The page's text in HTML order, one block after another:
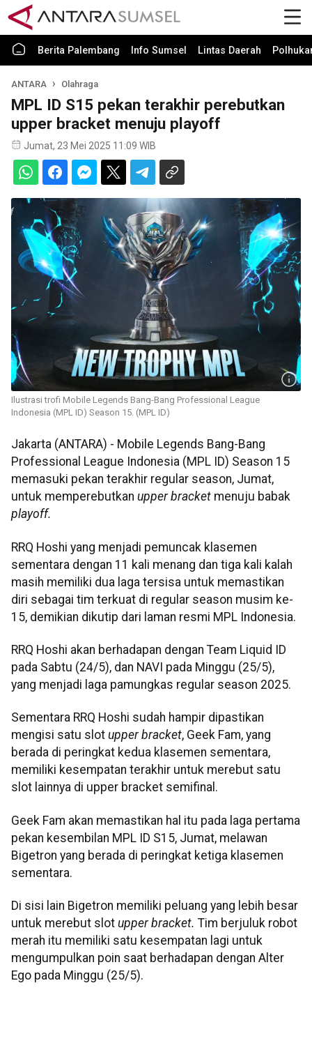
Berita Palembang Info Sumsel Lintas Daerah
ANTARA Olahraga
MPL ID S15 pekan terakhir perebutkan
upper bracket menuju playoff
Jumat, 23 Mei 2025 11:09 WIB
Ilustrasi trofi Mobile Legends Bang-Bang Professional League
Indonesia (MPL ID) Season 15. (MPL ID)
Jakarta (ANTARA) - Mobile Legends Bang-Bang
Professional League Indonesia (MPL ID) Season 15
memasuki pekan terakhir regular season, Jumat,
untuk memperebutkan upper bracket menuju babak
playoff.
RRQ Hoshi yang menjadi pemuncak klasemen
sementara dengan 11 kali menang dan tiga kali kalah
masih memiliki dua laga tersisa untuk memastikan
diri sebagai tim terkuat di regular season musim ke-
15, demikian dikutip dari laman resmi MPL Indonesia.
RRQ Hoshi akan berhadapan dengan Team Liquid ID
pada Sabtu (24/5), dan NAVI pada Minggu (25/5),
yang menjadi laga pamungkas regular season 2025.
Sementara RRQ Hoshi sudah hampir dipastikan
mengisi satu slot upper bracket, Geek Fam, yang
berada di peringkat kedua klasemen sementara,
memiliki kesempatan terakhir untuk merebut satu
slot lainnya di upper bracket semifinal.
Geek Fam akan memastikan hal itu pada laga pertama
pekan kesembilan MPL ID S15, Jumat, melawan
Bigetron yang berada di peringkat ketiga klasemen
sementara.
Di sisi lain Bigetron memiliki peluang yang lebih besar
untuk merebut slot upper bracket. Tim berjuluk robot
merah itu memiliki satu kesempatan lagi untuk
mengumpulkan poin saat berhadapan dengan Alter
Ego pada Minggu (25/5).